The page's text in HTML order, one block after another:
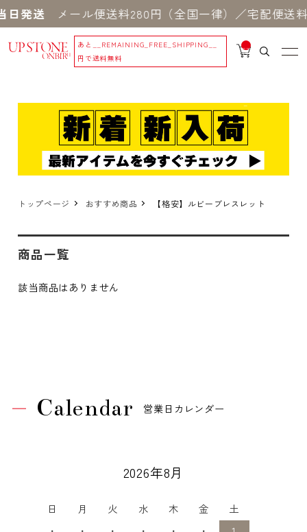
発送メール便送料280円（全国一律）／宅配便送
あと
__REMAINING_FREE_SHIPPING__
円で送料無料
__
IT
_
トップページ おすすめ商品 【格安】ルビーブレスレット
商品一覧
該当商品はありません
Calendar 営業日カレンダー
2026年8月
日 月 火 水 木 金
土